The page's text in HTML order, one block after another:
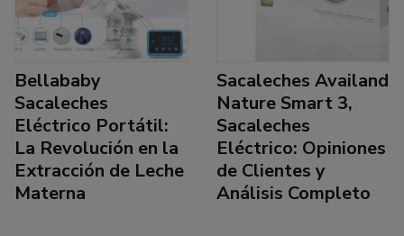
Bellababy
Sacaleches
Eléctrico Portátil:
La Revolución en la
Extracción de Leche
Materna
Sacaleches Availand
Nature Smart 3,
Sacaleches
Eléctrico: Opiniones
de Clientes y
Análisis Completo